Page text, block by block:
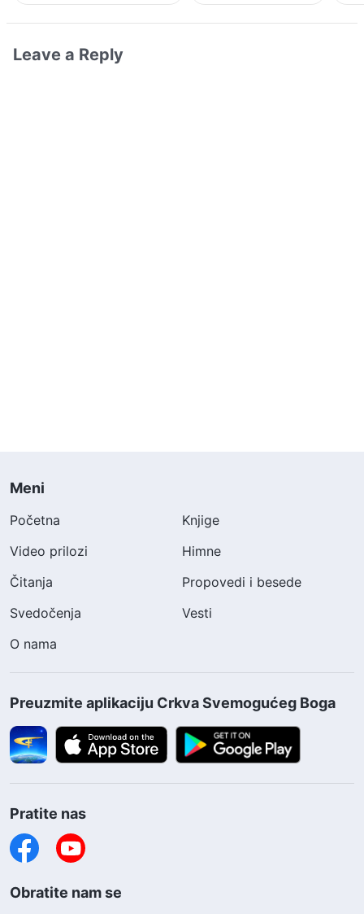
Leave a Reply
Meni
Početna
Knjige
Video prilozi
Himne
Čitanja
Propovedi i besede
Svedočenja
Vesti
O nama
Preuzmite aplikaciju Crkva Svemogućeg Boga
Pratite nas
Obratite nam se